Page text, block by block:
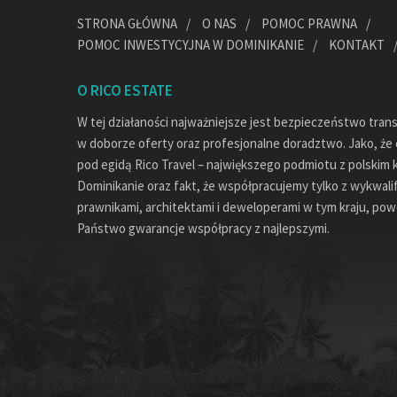
STRONA GŁÓWNA O NAS
POMOC PRAWNA
POMOC INWESTYCYJNA W DOMINIKANIE
KONTAKT
O RICO ESTATE
W tej działaności najważniejsze jest bezpieczeństwo
w doborze oferty oraz profesjonalne doradztwo. Jako, że
pod egidą Rico Travel – największego podmiotu z polskim
Dominikanie oraz fakt, że współpracujemy tylko z
prawnikami, architektami i deweloperami w tym kraju,
Państwo gwarancje współpracy z najlepszymi.